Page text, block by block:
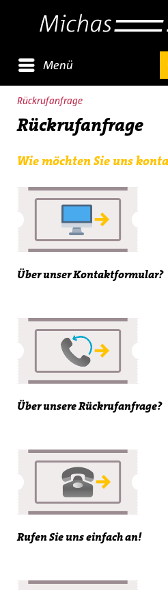
Menü
Rückrufanfrage
Rückrufanfrage
Wie möchten Sie uns
Über unser Kontaktformular?
Über unsere Rückrufanfrage?
Rufen Sie uns einfach an!